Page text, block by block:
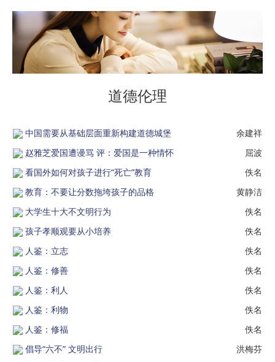
道德伦理
中国需要从基础层面重新构建道德城堡
余建祥
赵雅芝爱国遭谩骂 评：爱国是一种情怀
屈波
看国外如何对孩子进行“死亡”教育
佚名
教育：不要让分数拖垮孩子的品格
黄静洁
大学生十大不文明行为
佚名
孩子孝顺观要从小培养
佚名
人鉴：立志
佚名
人鉴：修善
佚名
人鉴：利人
佚名
人鉴：利物
佚名
人鉴：修福
佚名
倡导“六不” 文明出行
洪梅芬